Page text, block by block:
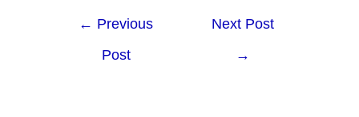
← Previous
Post
Next Post
→